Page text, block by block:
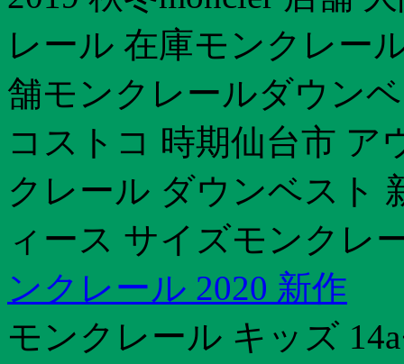
レール 在庫モンクレー
舗モンクレールダウン
コストコ 時期仙台市 ア
クレール ダウンベスト
ィース サイズモンクレ
ンクレール 2020 新作
モンクレール キッズ